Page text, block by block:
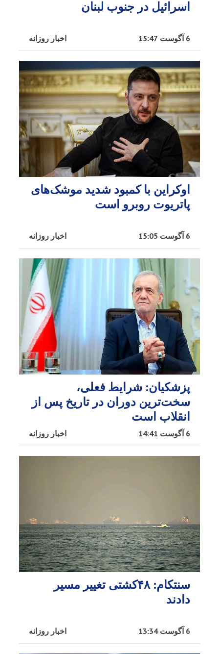
اسرائیل در جنوب لبنان
اخبار روزانه 6 آگوست 15:47
اوکراین با کمبود شدید موشک‌های
پاتریوت روبرو است
اخبار روزانه 6 آگوست 15:05
پزشکیان: شرایط فعلی،
سخت‌ترین دوران در تاریخ پس از
انقلاب است
اخبار روزانه 6 آگوست 14:41
سنتکام: ۴۸کشتی تغییر مسیر
دادند
اخبار روزانه 6 آگوست 13:34